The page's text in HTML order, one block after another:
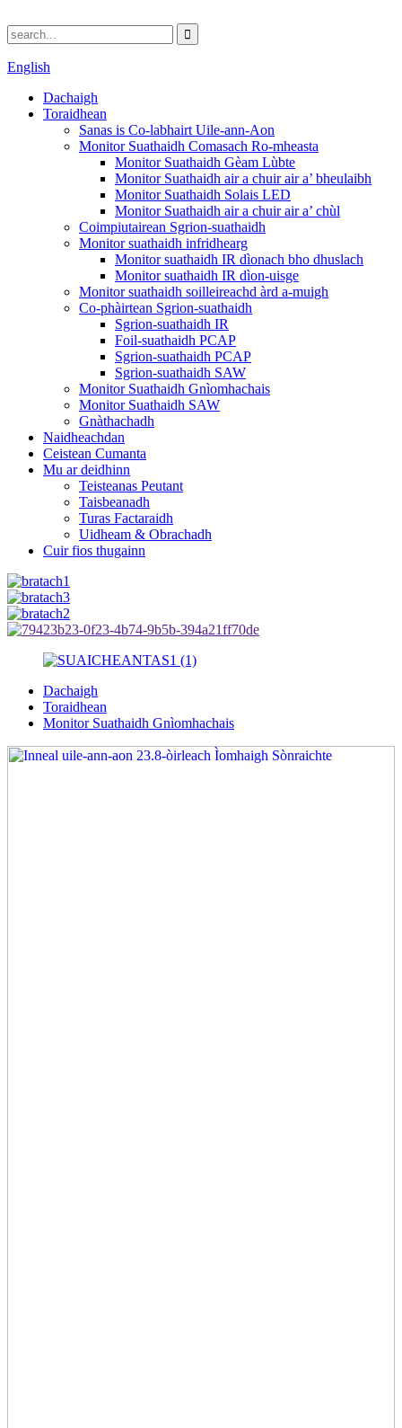
English
Dachaigh
Toraidhean
Sanas is Co-labhairt Uile-ann-Aon
Monitor Suathaidh Comasach Ro-mheasta
Monitor Suathaidh Gèam Lùbte
Monitor Suathaidh air a chuir air a’ bheulaibh
Monitor Suathaidh Solais LED
Monitor Suathaidh air a chuir air a’ chùl
Coimpiutairean Sgrion-suathaidh
Monitor suathaidh infridhearg
Monitor suathaidh IR dìonach bho dhuslach
Monitor suathaidh IR dìon-uisge
Monitor suathaidh soilleireachd àrd a-muigh
Co-phàirtean Sgrion-suathaidh
Sgrion-suathaidh IR
Foil-suathaidh PCAP
Sgrion-suathaidh PCAP
Sgrion-suathaidh SAW
Monitor Suathaidh Gnìomhachais
Monitor Suathaidh SAW
Gnàthachadh
Naidheachdan
Ceistean Cumanta
Mu ar deidhinn
Teisteanas Peutant
Taisbeanadh
Turas Factaraidh
Uidheam & Obrachadh
Cuir fios thugainn
Dachaigh
Toraidhean
Monitor Suathaidh Gnìomhachais